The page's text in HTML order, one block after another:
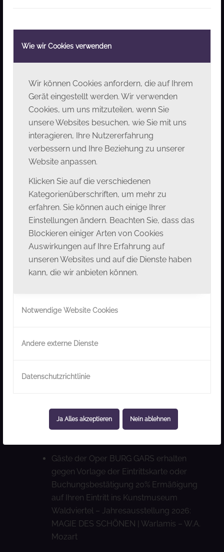
Wie wir Cookies verwenden
Wir können Cookies anfordern, die auf Ihrem
Gerät eingestellt werden. Wir verwenden
Cookies, um uns mitzuteilen, wenn Sie
unsere Websites besuchen, wie Sie mit uns
interagieren, Ihre Nutzererfahrung
verbessern und Ihre Beziehung zu unserer
Website anpassen.
Klicken Sie auf die verschiedenen
Kategorienüberschriften, um mehr zu
erfahren. Sie können auch einige Ihrer
Einstellungen ändern. Beachten Sie, dass das
Blockieren einiger Arten von Cookies
Auswirkungen auf Ihre Erfahrung auf
unseren Websites und auf die Dienste haben
kann, die wir anbieten können.
Notwendige Website Cookies
Andere externe Dienste
Datenschutzrichtlinie
Ja Alles akzeptieren Nein ablehnen
Kinder bis 12 Jahre
50% Ermäßigung
10% Ermäßigung
Ö1 Club + Ö1 intro
Nationaltheater Brünn– Besucherinnen und
Besucher der Oper BURG GARSerhalten mit
dem Code „JANACEK10″ eine Ermäßigung von
10% auf folgende Veranstaltungen des
Nationaltheaters Brünn:
17.10.2026 – Tschechische Philharmonie
18.10.2026 – Corinne Winters & David
Mareček
23.10.2026 – ORF Radio-
Symphonieorchester Wien & Tomáš
Janáček „Šárka“ & Josef Suk „Ein
Kundinnen und Kunden der
Kunstmuseum Waldviertel
Buchungsbestätigung 10% Ermäßigung auf
Karten für „STARS in GARS – UNTERREINER &
Gäste der Oper BURG GARS erhalten
gegen Vorlage der Eintrittskarte oder
Buchungsbestätigung 20% Ermäßigung
auf Ihren Eintritt ins Kunstmuseum
Waldviertel – Jahresausstellung 2026:
MAGIE DES SCHÖNEN | Warlamis – W.A.
Mozart